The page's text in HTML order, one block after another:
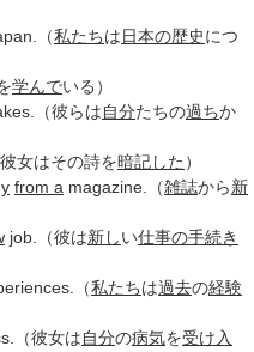
（私たちは日本の歴史につ
学んでいる）
（彼らは自分たちの過ちか
女はその詩を暗記した ）
from a magazine.（雑誌から新
job.（彼は新しい仕事の手続き
（私たちは過去の経験
（彼女は自分の病気を受け入